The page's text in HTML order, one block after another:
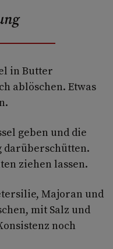
in Butter
ablöschen. Etwas
geben und die
ziehen lassen.
Majoran und
mit Salz und
noch